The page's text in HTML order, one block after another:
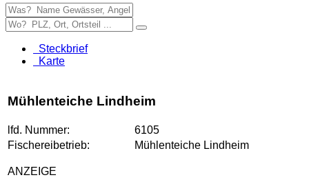
Steckbrief
Karte
Mühlenteiche Lindheim
lfd. Nummer:
6105
Fischereibetrieb:
Mühlenteiche Lindheim
ANZEIGE